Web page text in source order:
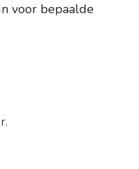
voor bepaalde